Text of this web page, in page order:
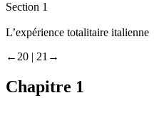
Section 1
L’expérience totalitaire italienne
←20 | 21→
Chapitre 1